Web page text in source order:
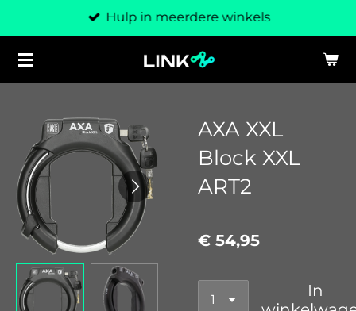
direct
naar
de
Hulp in meerdere winkels
AXA XXL
Block XXL
ART2
€ 54,95
In